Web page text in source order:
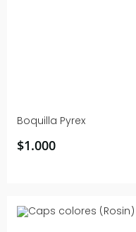
Boquilla Pyrex
$1.000